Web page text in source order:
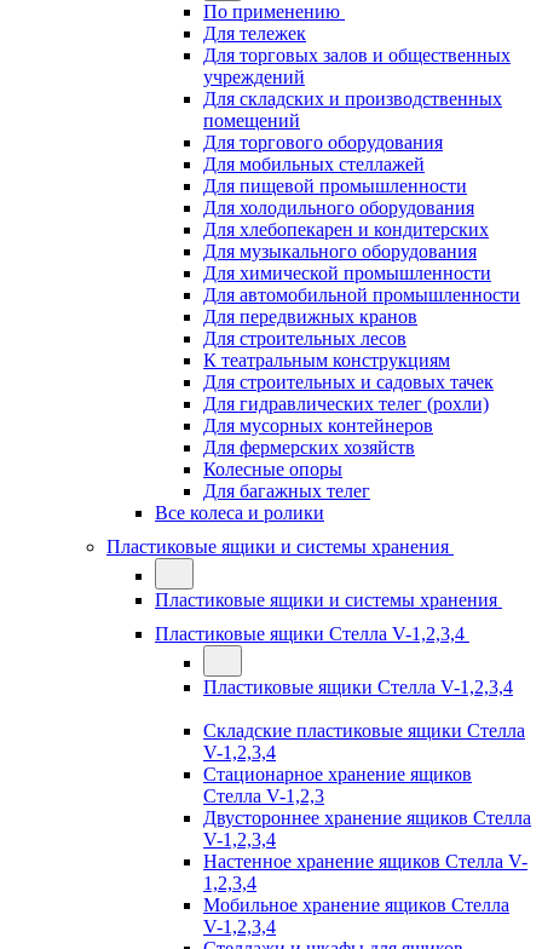
По применению
Для тележек
Для торговых залов и общественных
учреждений
Для складских и производственных
помещений
Для торгового оборудования
Для мобильных стеллажей
Для пищевой промышленности
Для холодильного оборудования
Для хлебопекарен и кондитерских
Для музыкального оборудования
Для химической промышленности
Для автомобильной промышленности
Для передвижных кранов
Для строительных лесов
К театральным конструкциям
Для строительных и садовых тачек
Для гидравлических телег (рохли)
Для мусорных контейнеров
Для фермерских хозяйств
Колесные опоры
Для багажных телег
Все колеса и ролики
Пластиковые ящики и системы хранения
Пластиковые ящики и системы хранения
Пластиковые ящики Стелла V-1,2,3,4
Пластиковые ящики Стелла V-1,2,3,4
Складские пластиковые ящики Стелла
V-1,2,3,4
Стационарное хранение ящиков
Стелла V-1,2,3
Двустороннее хранение ящиков Стелла
V-1,2,3,4
Настенное хранение ящиков Стелла V-
1,2,3,4
Мобильное хранение ящиков Стелла
V-1,2,3,4